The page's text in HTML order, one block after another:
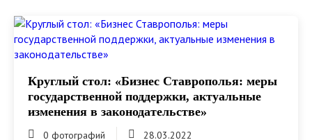
Круглый стол: «Бизнес Ставрополья: меры
государственной поддержки, актуальные
изменения в законодательстве»
0 фотографий 28.03.2022